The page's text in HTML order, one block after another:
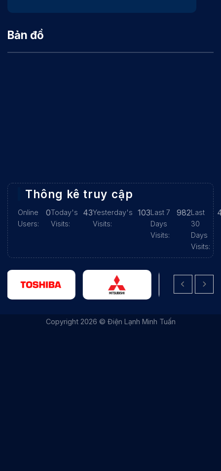
Bản đồ
Thông kê truy cập
Online
Users:
0Today's
Visits:
43Yesterday's
Visits:
103Last 7
Days
Visits:
982Last
30
Days
Visits:
Copyright 2026 © Điện Lạnh Minh Tuấn